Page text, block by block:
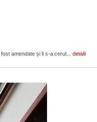
amendate și li s-a cerut... detalii